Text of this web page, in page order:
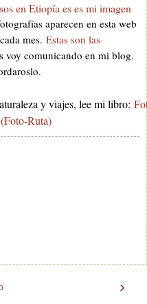
en Etiopía es es mi imagen
aparecen en esta web
mes. Estas son las
voy comunicando en mi blog.
y viajes, lee mi libro:
Ruta)
›